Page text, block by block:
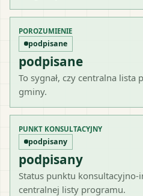
POROZUMIENIE
podpisane
podpisane
To sygnał, czy centralna lista
gminy.
PUNKT KONSULTACYJNY
podpisany
podpisany
Status punktu konsultacyjno-
centralnej listy programu.